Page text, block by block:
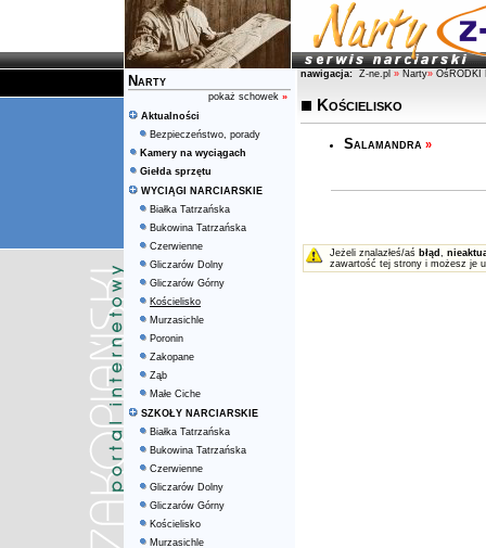
Narty
pokaż schowek »
Aktualności
Bezpieczeństwo, porady
Kamery na wyciągach
Giełda sprzętu
WYCIĄGI NARCIARSKIE
Białka Tatrzańska
Bukowina Tatrzańska
Czerwienne
Gliczarów Dolny
Gliczarów Górny
Kościelisko
Murzasichle
Poronin
Zakopane
Ząb
Małe Ciche
SZKOŁY NARCIARSKIE
Białka Tatrzańska
Bukowina Tatrzańska
Czerwienne
Gliczarów Dolny
Gliczarów Górny
Kościelisko
Murzasichle
nawigacja: Z-ne.pl » Narty» OśRODKI
Kościelisko
Salamandra »
Jeżeli znalazłeś/aś błąd ,
zawartość tej strony i możesz je